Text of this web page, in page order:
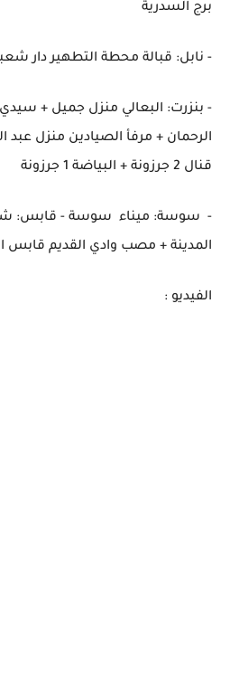
برج السدرية
- نابل: قبالة محطة التطهير دار
- بنزرت: البعالي منزل جميل +
قنال 2 جرزونة + البياضة 1 جرزونة
- سوسة: ميناء سوسة - قابس:
المدينة + مصب وادي القديم قابس
الفيديو :